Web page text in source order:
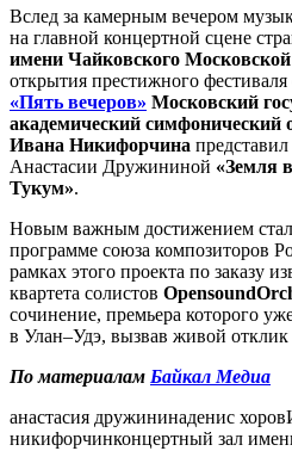
Вслед за камерным вечером
на главной концертной сцене
имени Чайковского
открытия престижного
«Пять вечеров» Московский
академический симфонический
Ивана Никифорчина
Анастасии Дружининой «Земля
Тукум».
Новым важным достижением
программе союза композиторов
рамках этого проекта по заказу
квартета солистов
сочинение, премьера которого
в Улан–Удэ, вызвав живой
По материалам Байкал Медиа
анастасия дружининаденис хоров
никифорчинконцертный зал